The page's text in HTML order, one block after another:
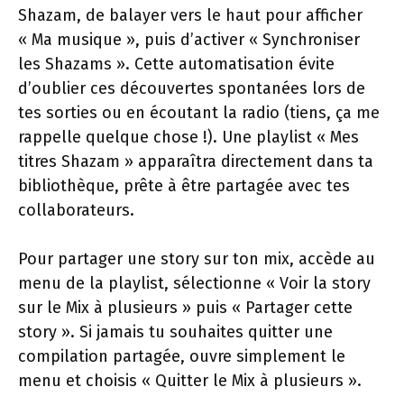
Shazam, de balayer vers le haut pour afficher
« Ma musique », puis d’activer « Synchroniser
les Shazams ». Cette automatisation évite
d’oublier ces découvertes spontanées lors de
tes sorties ou en écoutant la radio (tiens, ça me
rappelle quelque chose !). Une playlist « Mes
titres Shazam » apparaîtra directement dans ta
bibliothèque, prête à être partagée avec tes
collaborateurs.
Pour partager une story sur ton mix, accède au
menu de la playlist, sélectionne « Voir la story
sur le Mix à plusieurs » puis « Partager cette
story ». Si jamais tu souhaites quitter une
compilation partagée, ouvre simplement le
menu et choisis « Quitter le Mix à plusieurs ».